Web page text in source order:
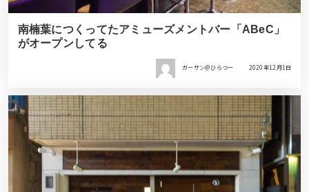
南楠葉につくってたアミューズメントバー「ABeC」
がオープンしてる
ガーサン＠ひらつー 2020年12月1日